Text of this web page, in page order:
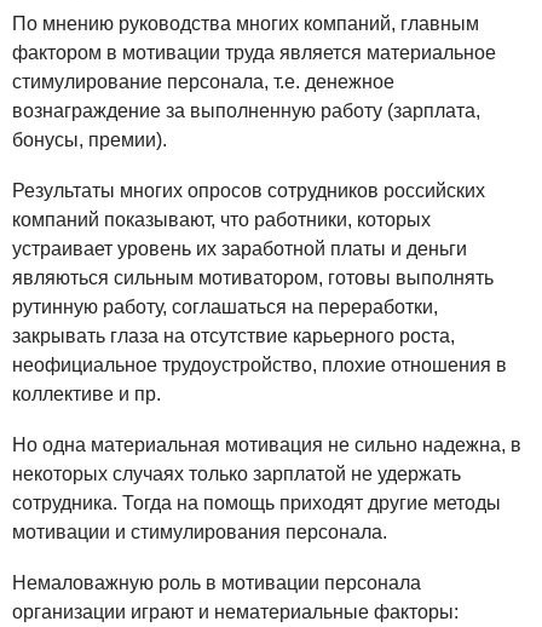
По мнению руководства многих компаний, главным
фактором в мотивации труда является материальное
стимулирование персонала, т.е. денежное
вознаграждение за выполненную работу (зарплата,
бонусы, премии).
Результаты многих опросов сотрудников российских
компаний показывают, что работники, которых
устраивает уровень их заработной платы и деньги
являються сильным мотиватором, готовы выполнять
рутинную работу, соглашаться на переработки,
закрывать глаза на отсутствие карьерного роста,
неофициальное трудоустройство, плохие отношения в
коллективе и пр.
Но одна материальная мотивация не сильно надежна, в
некоторых случаях только зарплатой не удержать
сотрудника. Тогда на помощь приходят другие методы
мотивации и стимулирования персонала.
Немаловажную роль в мотивации персонала
организации играют и нематериальные факторы: